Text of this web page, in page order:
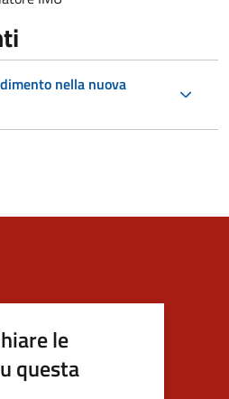
nella nuova
le
questa